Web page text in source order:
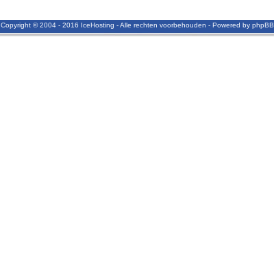
Copyright © 2004 - 2016 IceHosting - Alle rechten voorbehouden - Powered by phpBB